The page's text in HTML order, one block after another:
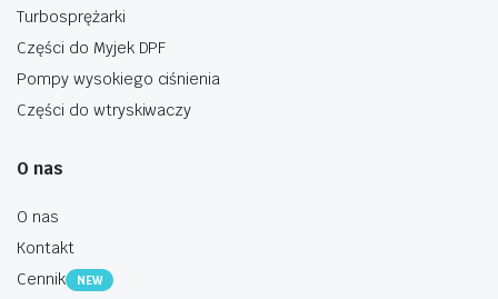
Turbosprężarki
Części do Myjek DPF
Pompy wysokiego ciśnienia
Części do wtryskiwaczy
O nas
O nas
Kontakt
Cennik
NEW